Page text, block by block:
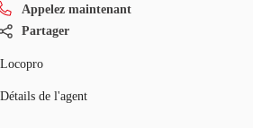
Appelez maintenant
Partager
Locopro
Détails de l'agent